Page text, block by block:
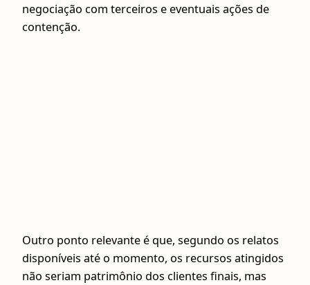
negociação com terceiros e eventuais ações de
contenção.
Outro ponto relevante é que, segundo os relatos
disponíveis até o momento, os recursos atingidos
não seriam patrimônio dos clientes finais, mas